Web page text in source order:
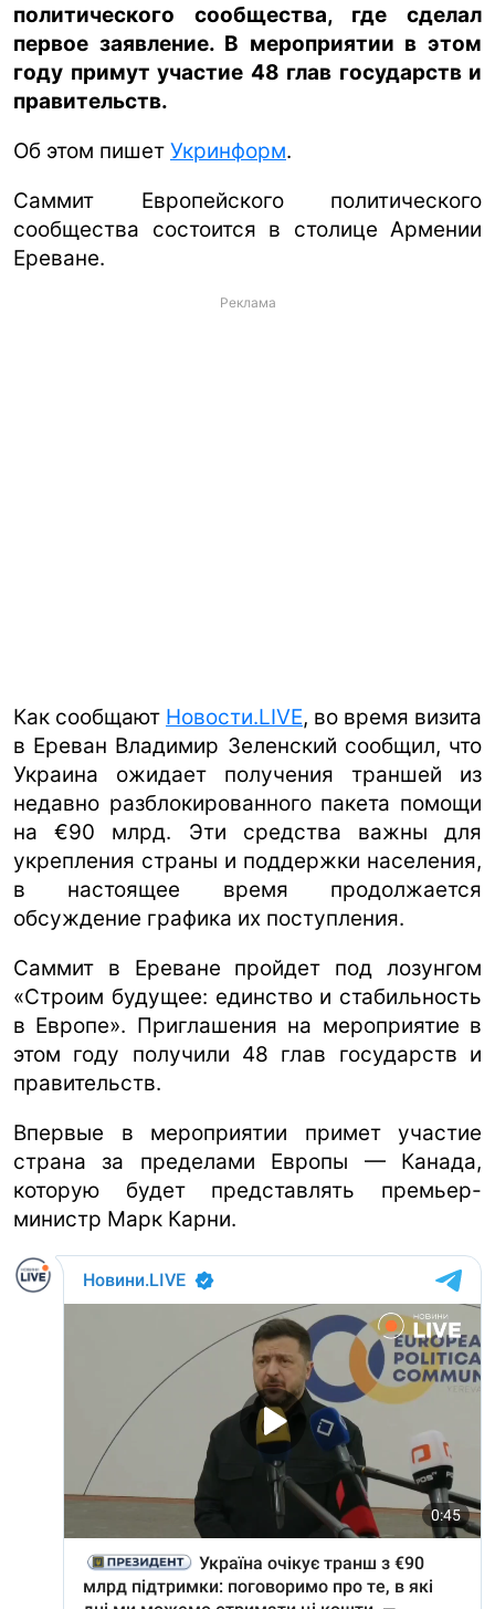
политического сообщества, где сделал
первое заявление. В мероприятии в этом
году примут участие 48 глав государств и
правительств.
Об этом пишет Укринформ.
Саммит Европейского политического
сообщества состоится в столице Армении
Ереване.
Реклама
Как сообщают Новости.LIVE, во время визита
в Ереван Владимир Зеленский сообщил, что
Украина ожидает получения траншей из
недавно разблокированного пакета помощи
на €90 млрд. Эти средства важны для
укрепления страны и поддержки населения,
в настоящее время продолжается
обсуждение графика их поступления.
Саммит в Ереване пройдет под лозунгом
«Строим будущее: единство и стабильность
в Европе». Приглашения на мероприятие в
этом году получили 48 глав государств и
правительств.
Впервые в мероприятии примет участие
страна за пределами Европы — Канада,
которую будет представлять премьер-
министр Марк Карни.